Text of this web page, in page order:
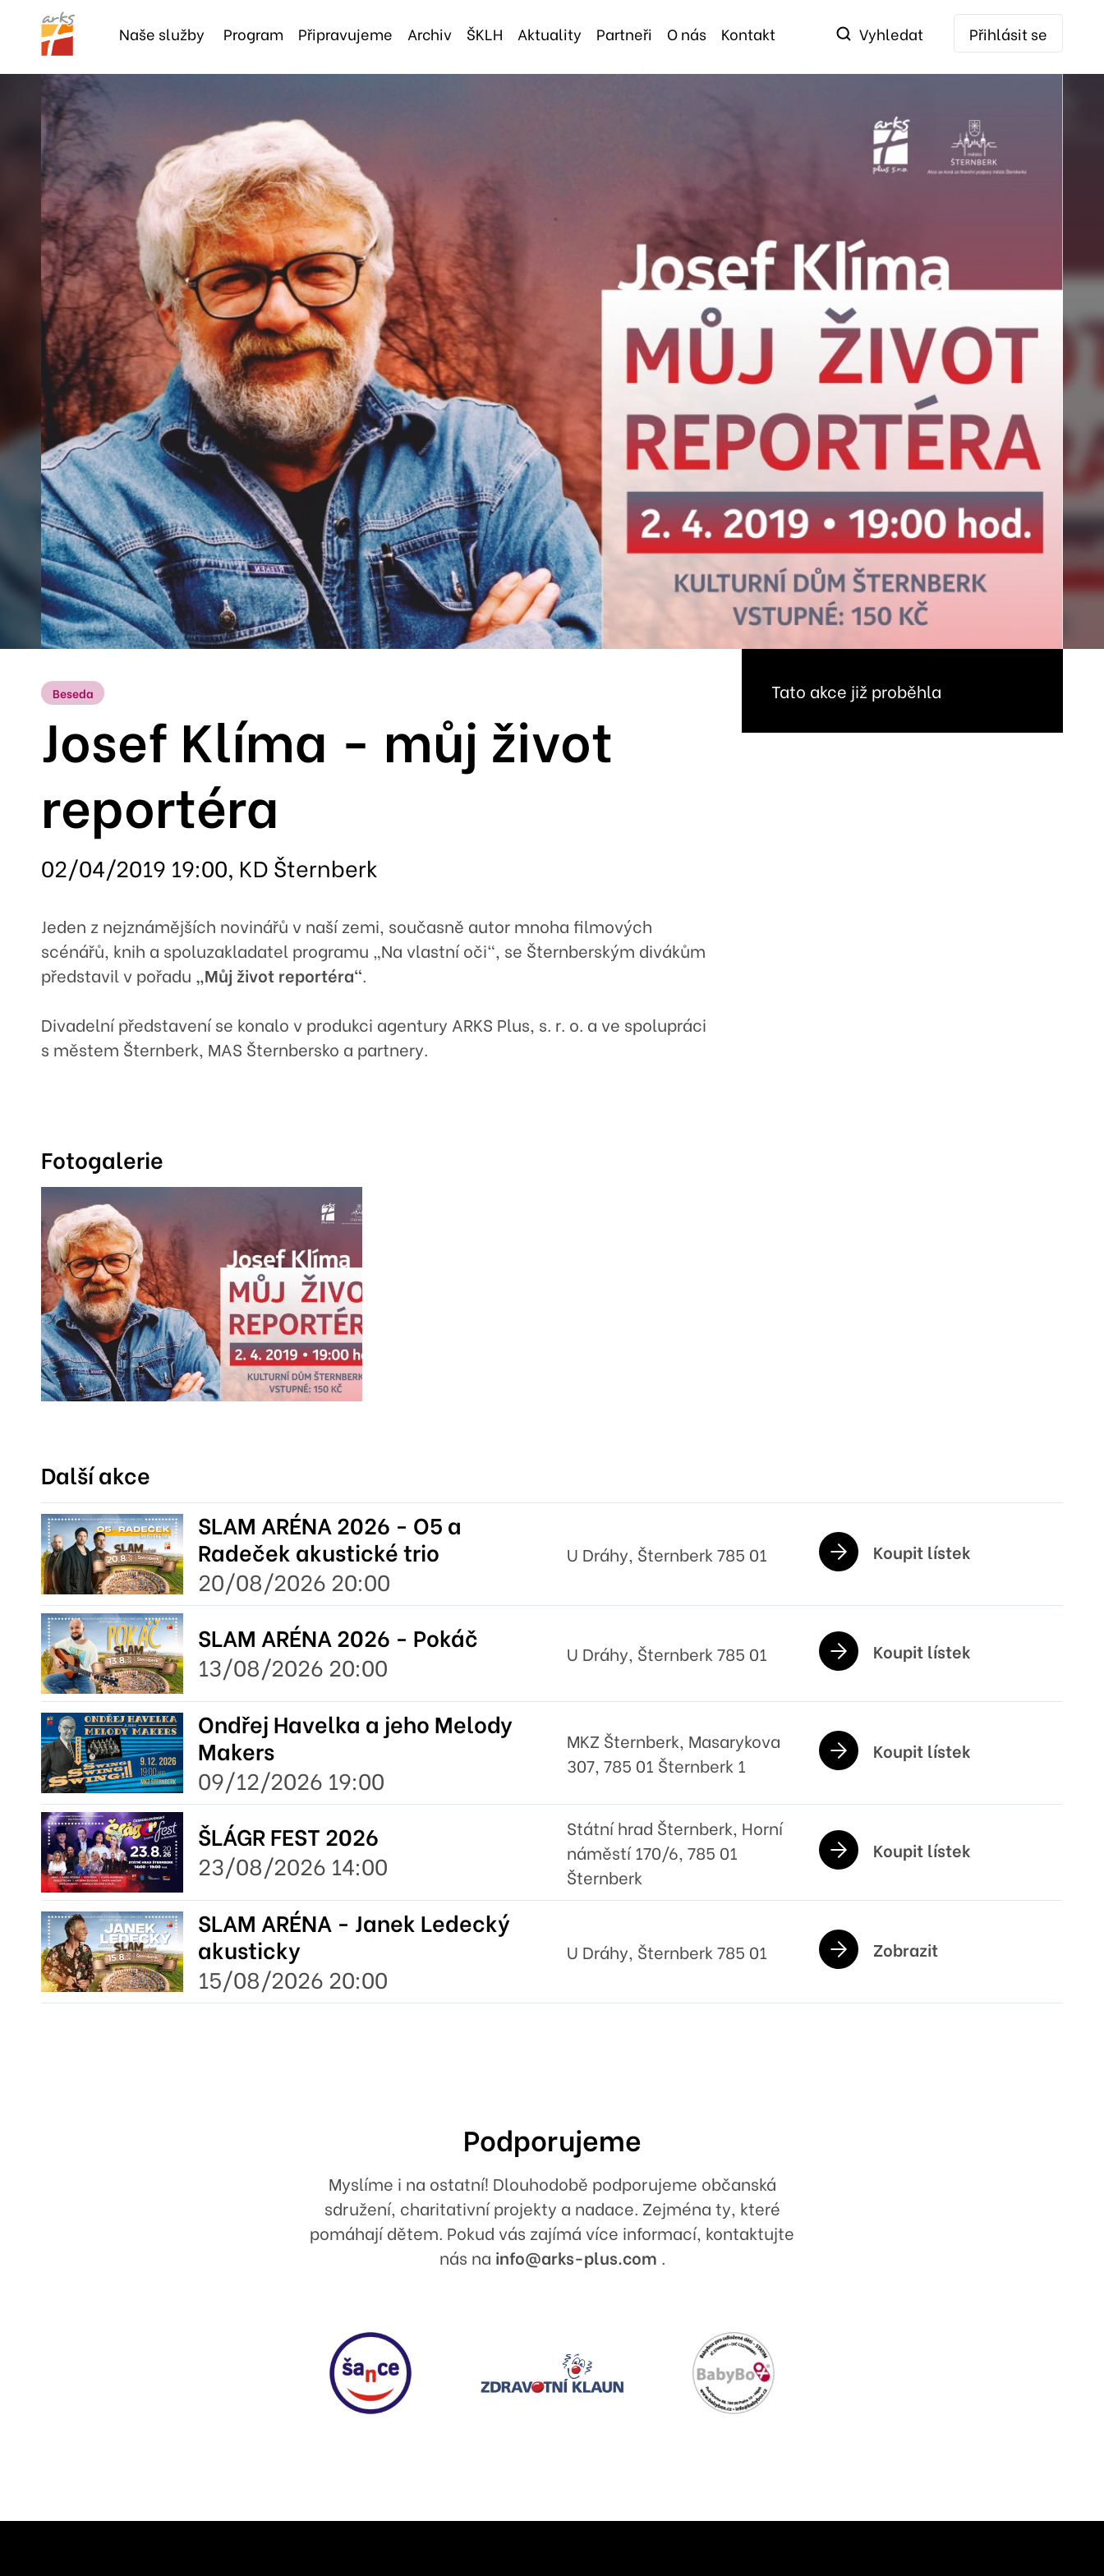
Naše služby Program Připravujeme Archiv ŠKLH Aktuality Partneři O nás Kontakt Vyhledat Přihlásit se
Beseda
Josef Klíma - můj život
reportéra
02/04/2019 19:00, KD Šternberk
Jeden z nejznámějších novinářů v naší zemi, současně autor mnoha filmových
scénářů, knih a spoluzakladatel programu „Na vlastní oči“, se Šternberským divákům
představil v pořadu „Můj život reportéra“.
Divadelní představení se konalo v produkci agentury ARKS Plus, s. r. o. a ve spolupráci
s městem Šternberk, MAS Šternbersko a partnery.
Tato akce již proběhla
Fotogalerie
Další akce
SLAM ARÉNA 2026 - O5 a
Radeček akustické trio
20/08/2026 20:00
U Dráhy, Šternberk 785 01 Koupit lístek
SLAM ARÉNA 2026 - Pokáč
13/08/2026 20:00
U Dráhy, Šternberk 785 01 Koupit lístek
Ondřej Havelka a jeho Melody
Makers
09/12/2026 19:00
MKZ Šternberk, Masarykova
307, 785 01 Šternberk 1
Koupit lístek
ŠLÁGR FEST 2026
23/08/2026 14:00
Státní hrad Šternberk, Horní
náměstí 170/6, 785 01
Šternberk
Koupit lístek
SLAM ARÉNA - Janek Ledecký
akusticky
15/08/2026 20:00
U Dráhy, Šternberk 785 01 Zobrazit
Podporujeme
Myslíme i na ostatní! Dlouhodobě podporujeme občanská
sdružení, charitativní projekty a nadace. Zejména ty, které
pomáhají dětem. Pokud vás zajímá více informací, kontaktujte
nás na info@arks-plus.com .